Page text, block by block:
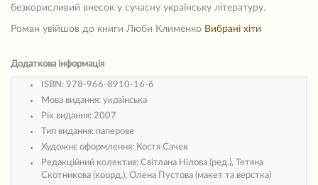
безкорисливий внесок у сучасну українську літературу.
Роман увійшов до книги Люби Клименко Вибрані хіти
Додаткова інформація
ISBN: 978-966-8910-16-6
Мова видання: українська
Рік видання: 2007
Тип видання: паперове
Художнє оформлення: Костя Сачек
Редакційний колектив: Світлана Нілова (ред.), Тетяна
Скотникова (коорд.), Олена Пустова (макет та верстка)